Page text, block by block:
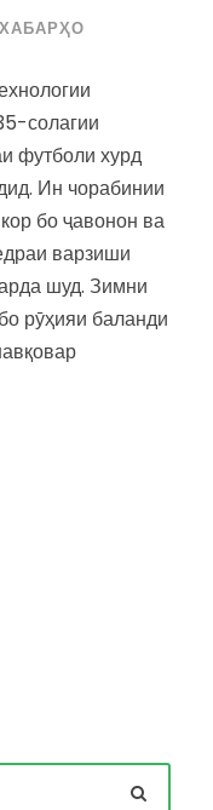
ХАБАРҲО
солагии
футболи хурд
Ин чорабинии
бо ҷавонон ва
варзиши
шуд. Зимни
рӯҳияи баланди